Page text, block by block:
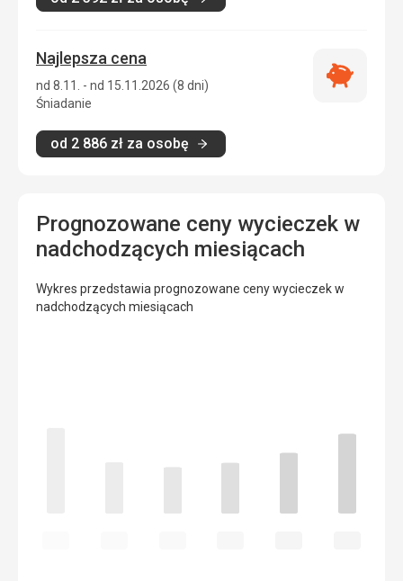
Najlepsza cena
nd 8.11. - nd 15.11.2026 (8 dni)
Śniadanie
od 2 886 zł za osobę
Najlepsza
Prognozowane ceny wycieczek w
nadchodzących miesiącach
Wykres przedstawia prognozowane ceny wycieczek w
nadchodzących miesiącach